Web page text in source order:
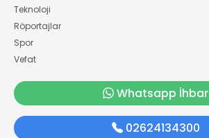
Teknoloji
Röportajlar
Spor
Vefat
Whatsapp İhbar
02624134300